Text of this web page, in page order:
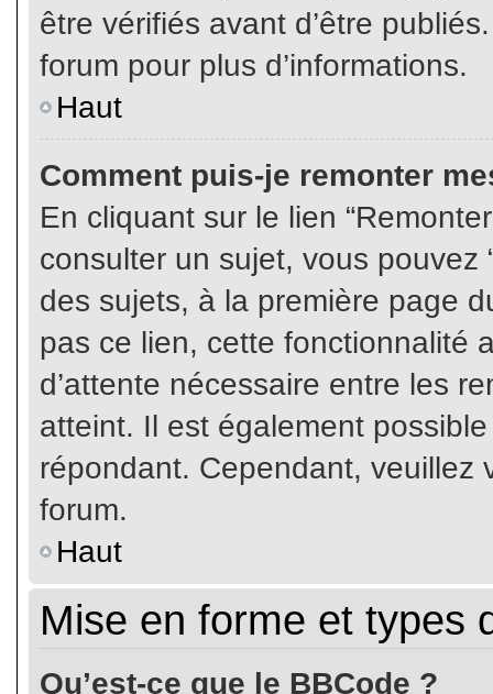
être vérifiés avant d’être
forum pour plus d’informations.
Haut
Comment puis-je remonter
En cliquant sur le lien
consulter un sujet, vous pouvez
des sujets, à la première page
pas ce lien, cette fonctionnalité
d’attente nécessaire entre les
atteint. Il est également
répondant. Cependant, veuillez
forum.
Haut
Mise en forme et types
Qu’est-ce que le BBCode ?